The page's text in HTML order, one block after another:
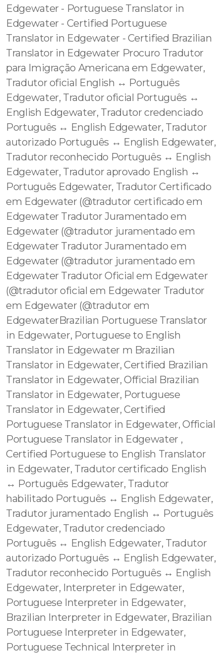
Edgewater - Portuguese Translator in
Edgewater - Certified Portuguese
Translator in Edgewater - Certified Brazilian
Translator in Edgewater Procuro Tradutor
para Imigração Americana em Edgewater,
Tradutor oficial English ↔️ Português
Edgewater, Tradutor oficial Português ↔️
English Edgewater, Tradutor credenciado
Português ↔️ English Edgewater, Tradutor
autorizado Português ↔️ English Edgewater,
Tradutor reconhecido Português ↔️ English
Edgewater, Tradutor aprovado English ↔️
Português Edgewater, Tradutor Certificado
em Edgewater (@tradutor certificado em
Edgewater Tradutor Juramentado em
Edgewater (@tradutor juramentado em
Edgewater Tradutor Juramentado em
Edgewater (@tradutor juramentado em
Edgewater Tradutor Oficial em Edgewater
(@tradutor oficial em Edgewater Tradutor
em Edgewater (@tradutor em
EdgewaterBrazilian Portuguese Translator
in Edgewater, Portuguese to English
Translator in Edgewater m Brazilian
Translator in Edgewater, Certified Brazilian
Translator in Edgewater, Official Brazilian
Translator in Edgewater, Portuguese
Translator in Edgewater, Certified
Portuguese Translator in Edgewater, Official
Portuguese Translator in Edgewater ,
Certified Portuguese to English Translator
in Edgewater, Tradutor certificado English
↔️ Português Edgewater, Tradutor
habilitado Português ↔️ English Edgewater,
Tradutor juramentado English ↔️ Português
Edgewater, Tradutor credenciado
Português ↔️ English Edgewater, Tradutor
autorizado Português ↔️ English Edgewater,
Tradutor reconhecido Português ↔️ English
Edgewater, Interpreter in Edgewater,
Portuguese Interpreter in Edgewater,
Brazilian Interpreter in Edgewater, Brazilian
Portuguese Interpreter in Edgewater,
Portuguese Technical Interpreter in